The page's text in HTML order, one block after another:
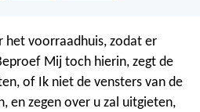
het voorraadhuis, zodat er
Mij toch hierin, zegt de
of Ik niet de vensters van de
en zegen over u zal uitgieten,